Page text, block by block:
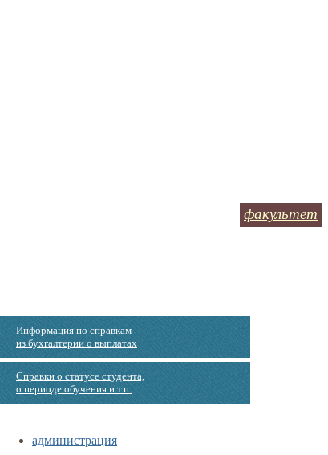
факультет
Информация по справкам
из бухгалтерии о выплатах
Справки о статусе студента,
о периоде обучения и т.п.
администрация